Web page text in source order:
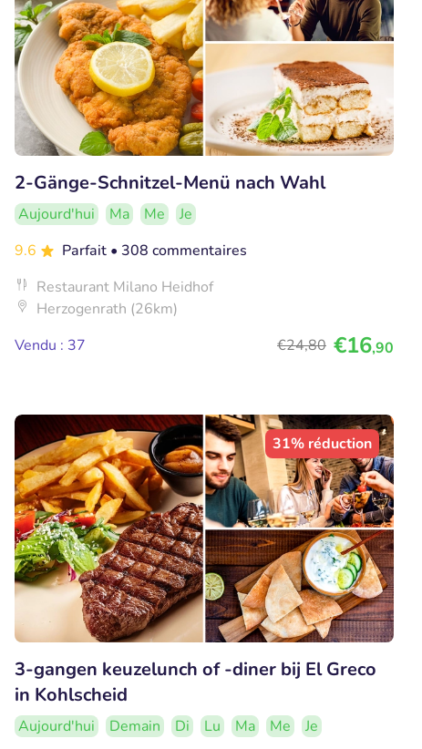
2-Gänge-Schnitzel-Menü nach Wahl
Aujourd'hui Ma Me
Je
9.6
Parfait • 308 commentaires
Restaurant Milano Heidhof
Herzogenrath (26km)
Vendu : 37
€24,80 €16,90
31% réduction
3-gangen keuzelunch of -diner bij El Greco
in Kohlscheid
Aujourd'hui Demain Di Lu Ma Me
Je